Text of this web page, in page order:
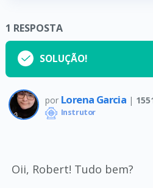
1 RESPOSTA
SOLUÇÃO!
por Lorena Garcia |
Instrutor
Oii, Robert! Tudo bem?